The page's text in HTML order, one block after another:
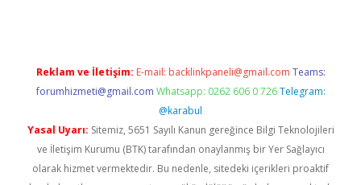
Reklam ve İletişim: E-mail: backlinkpaneli@gmail.com Teams:
forumhizmeti@gmail.com Whatsapp: 0262 606 0 726 Telegram:
@karabul
Yasal Uyarı: Sitemiz, 5651 Sayılı Kanun gereğince Bilgi Teknolojileri
ve İletişim Kurumu (BTK) tarafından onaylanmış bir Yer Sağlayıcı
olarak hizmet vermektedir. Bu nedenle, sitedeki içerikleri proaktif